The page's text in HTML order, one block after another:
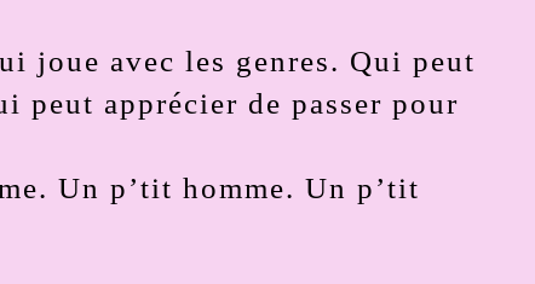
joue avec les genres. Qui peut
peut apprécier de passer pour
Un p’tit homme. Un p’tit